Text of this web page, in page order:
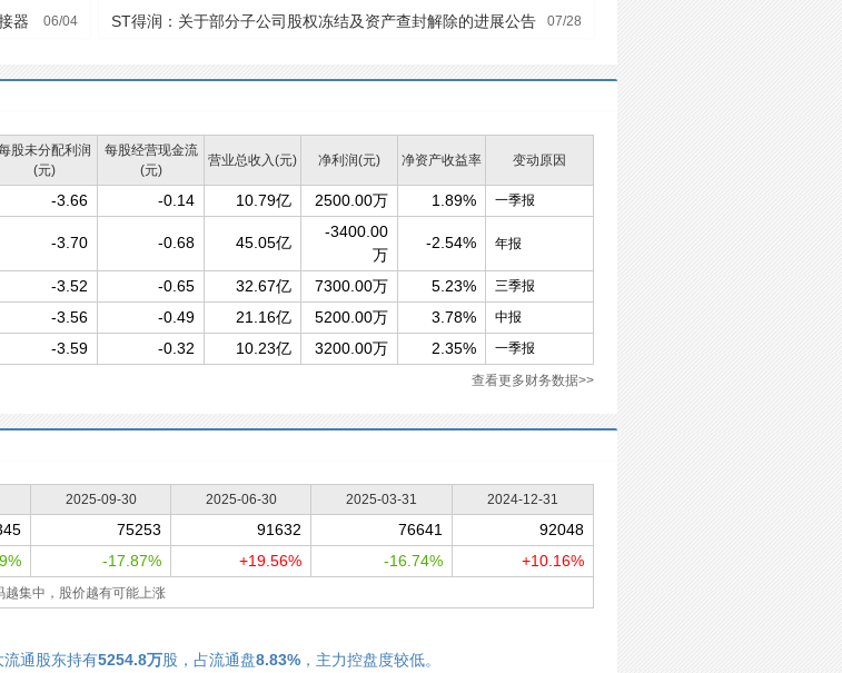
06/04
器
07/28
ST得润：关于部分子公司股权冻结及资产查封解除的进展公告
股未分配利润
(元)
每股经营现金流
(元)
营业总收入(元) 净利润(元) 净资产收益率 变动原因
-3.66 -0.14 10.79亿 2500.00万 1.89% 一季报
-3.70 -0.68 45.05亿
-3400.00
万
-2.54% 年报
-3.52 -0.65 32.67亿 7300.00万 5.23%
三季报
-3.56 -0.49 21.16亿 5200.00万 3.78%
中报
-3.59 -0.32 10.23亿 3200.00万 2.35% 一季报
查看更多财务数据>>
2025-09-30 2025-06-30 2025-03-31 2024-12-31
75253 91632 76641
92048
-17.87% +19.56% -16.74% +10.16%
集中，股价越有可能上涨
通股东持有5254.8万股，占流通盘8.83% ，主力控盘度较低。